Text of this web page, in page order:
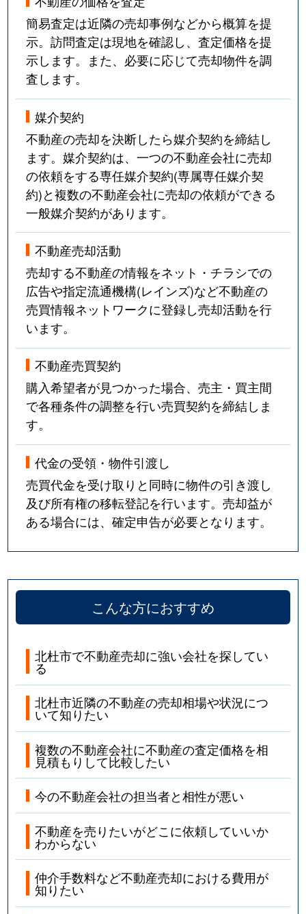
簡易査定は近隣の売却事例などから概算を提
示。訪問査定は現地を確認し、査定価格を提
示します。また、必要に応じて売却物件を調
査します。
媒介契約
不動産の売却を決断したら媒介契約を締結し
ます。媒介契約は、一つの不動産会社に売却
の依頼をする専任媒介契約(専属専任媒介契
約)と複数の不動産会社に売却の依頼ができる
一般媒介契約があります。
不動産売却活動
売却する不動産の情報をネット・チラシでの
広告や指定流通機構(レインズ)など不動産の
売買情報ネットワークに登録し売却活動を行
います。
不動産売買契約
購入希望者が見つかった場合、売主・買主間
で各種条件の調整を行い売買契約を締結しま
す。
代金の受領・物件引渡し
売買代金を受け取りと同時に物件の引き渡し
及び所有権の移転登記を行います。売却益が
ある場合には、確定申告が必要となります。
こんな方におすすめ
北杜市で不動産売却に強い会社を探してい
る
北杜市近隣の不動産の売却相場や状況につ
いて知りたい
複数の不動産会社に不動産の査定価格を相
見積もりして比較したい
今の不動産会社の担当者と相性が悪い
不動産を売りたいがどこに依頼していいか
わからない
仲介手数料など不動産売却における費用が
知りたい